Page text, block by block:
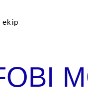
ekip